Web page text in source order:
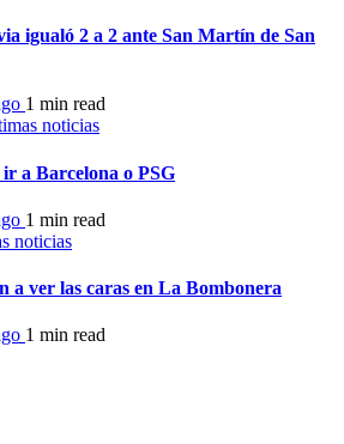
igualó 2 a 2 ante San Martín de San
1 min read
noticias
a Barcelona o PSG
1 min read
noticias
a ver las caras en La Bombonera
1 min read